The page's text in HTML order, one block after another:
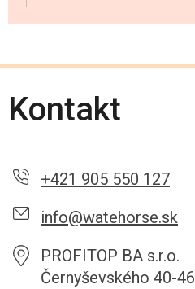
Kontakt
+421 905 550 127
info@watehorse.sk
PROFITOP BA s.r.o.
Černyševského 40-46